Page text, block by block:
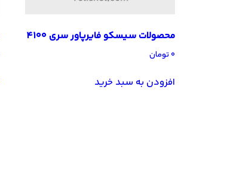
محصولات سیسکو فایرپاور سری 4100
۰تومان
افزودن به سبد خرید